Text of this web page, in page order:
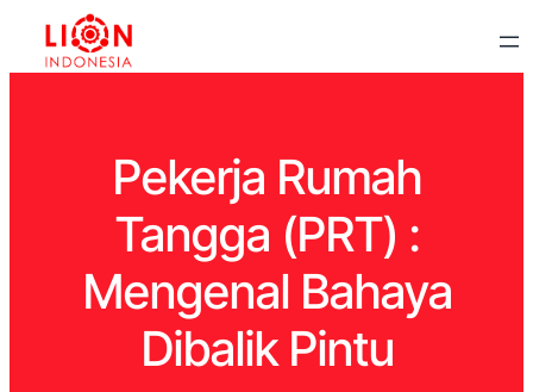
Pekerja Rumah
Tangga (PRT) :
Mengenal Bahaya
Dibalik Pintu